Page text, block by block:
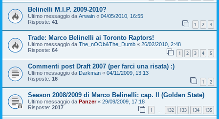
Belinelli M.I.P. 2009-2010?
Ultimo messaggio da Arwain « 04/05/2010, 16:55
Risposte: 41 1 2 3
Trade: Marco Belinelli ai Toronto Raptors!
Ultimo messaggio da The_nOOb&The_Dumb « 26/02/2010, 2:48
Risposte: 64 1 2 3 4 5
Commenti post Draft 2007 (per farci una risata) :)
Ultimo messaggio da Darkman « 04/11/2009, 13:13
Risposte: 16 1 2
Season 2008/2009 di Marco Belinelli: cap. II (Golden State)
Ultimo messaggio da Panzer« 29/09/2009, 17:18
Risposte: 2017 1 132 133 134 135